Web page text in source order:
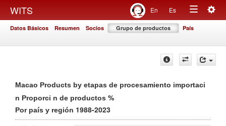
WITS En Es
Toggle
Datos Básicos Resumen Socios Grupo de productos País
Macao Products by etapas de procesamiento importaci
n Proporci n de productos %
Por país y región 1988-2023